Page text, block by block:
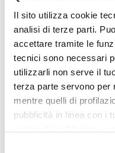
Il sito utilizza cookie
analisi di terze parti.
accettare tramite le
tecnici sono necessari
utilizzarli non serve il
terza parte servono per
mentre quelli di
pubblicità in linea con i
Premio
Marina Centro
Animali Ammessi:
Servizi Speciali A DOG:
Ideale Per:
Dista 267 mdalla
Vedi